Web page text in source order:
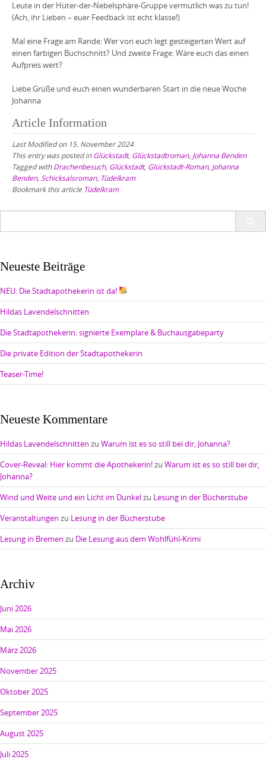
Leute in der Hüter-der-Nebelsphäre-Gruppe vermutlich was zu tun!
(Ach, ihr Lieben – euer Feedback ist echt klasse!)
Mal eine Frage am Rande: Wer von euch legt gesteigerten Wert auf
einen farbigen Buchschnitt? Und zweite Frage: Wäre euch das einen
Aufpreis wert?
Liebe Grüße und euch einen wunderbaren Start in die neue Woche
Johanna
Article Information
Last Modified on 15. November 2024
This entry was posted inGlückstadt, Glückstadtroman, Johanna Benden
Tagged withDrachenbesuch, Glückstadt, Glückstadt-Roman, Johanna
Benden, Schicksalsroman, Tüdelkram
Bookmark this article Tüdelkram
Neueste Beiträge
NEU: Die Stadtapothekerin ist da!
Hildas Lavendelschnitten
Die Stadtapothekerin: signierte Exemplare & Buchausgabeparty
Die private Edition der Stadtapothekerin
Teaser-Time!
Neueste Kommentare
Hildas Lavendelschnitten zu Warum ist es so still bei dir, Johanna?
Cover-Reveal: Hier kommt die Apothekerin!zu Warum ist es so still bei dir,
Johanna?
Wind und Weite und ein Licht im Dunkelzu Lesung in der Bücherstube
Veranstaltungen zu Lesung in der Bücherstube
Lesung in Bremen zu Die Lesung aus dem Wohlfühl-Krimi
Archiv
Juni 2026
Mai 2026
März 2026
November 2025
Oktober 2025
September 2025
August 2025
Juli 2025